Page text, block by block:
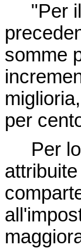
"Per il
somme
per
Per lo